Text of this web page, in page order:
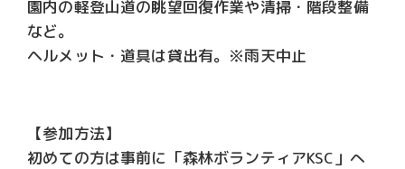
園内の軽登山道の眺望回復作業や清掃・階段整備
など。
ヘルメット・道具は貸出有。※雨天中止
【参加方法】
初めての方は事前に「森林ボランティアKSC」へ